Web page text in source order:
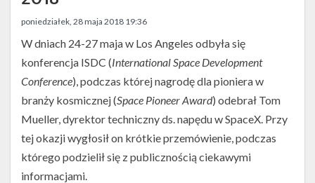
poniedziałek, 28 maja 2018 19:36
W dniach 24-27 maja w Los Angeles odbyła się
konferencja ISDC (International Space Development
Conference), podczas której nagrodę dla pioniera w
branży kosmicznej (Space Pioneer Award) odebrał Tom
Mueller, dyrektor techniczny ds. napędu w SpaceX. Przy
tej okazji wygłosił on krótkie przemówienie, podczas
którego podzielił się z publicznością ciekawymi
informacjami.